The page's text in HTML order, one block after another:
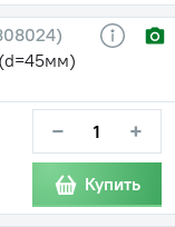
− +
Купить